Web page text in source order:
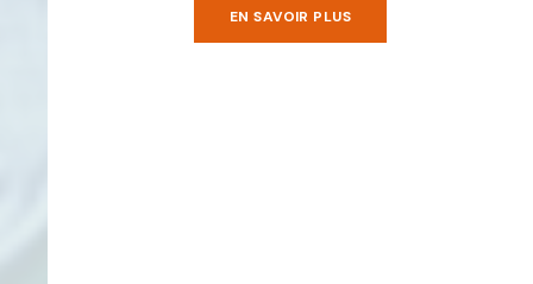
EN SAVOIR PLUS